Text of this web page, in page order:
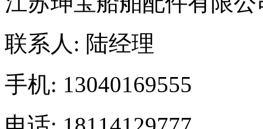
联系人: 陆经理
手机: 13040169555